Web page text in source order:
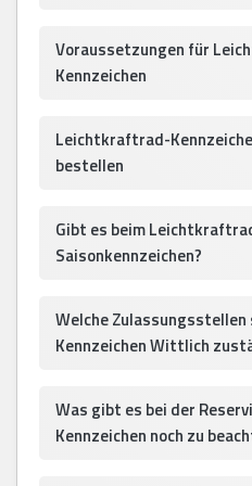
Voraussetzungen für
Kennzeichen
Leichtkraftrad-
bestellen
Gibt es beim
Saisonkennzeichen?
Welche
Kennzeichen Wittlich
Was gibt es bei der
Kennzeichen noch zu